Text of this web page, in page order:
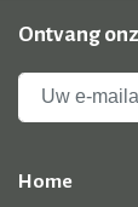
Ontvang
Home